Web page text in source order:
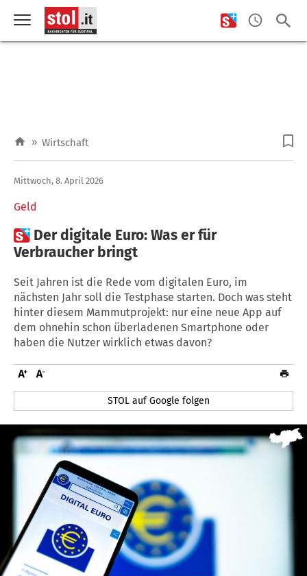
» Wirtschaft
Geld
Mittwoch, 8. April 2026
 Der digitale Euro: Was er für
Verbraucher bringt
Seit Jahren ist die Rede vom digitalen Euro, im
nächsten Jahr soll die Testphase starten. Doch was steht
hinter diesem Mammutprojekt: nur eine neue App auf
dem ohnehin schon überladenen Smartphone oder
haben die Nutzer wirklich etwas davon?
STOL auf Google folgen